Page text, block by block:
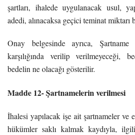
şartları, ihalede uygulanacak usul,
adedi, alınacaksa geçici teminat miktarı
Onay belgesinde ayrıca,
karşılığında verilip verilmeyeceği,
bedelin ne olacağı gösterilir.
Madde 12- Şartnamelerin verilmesi
İhalesi yapılacak işe ait şartnameler ve
hükümler saklı kalmak kaydıyla,